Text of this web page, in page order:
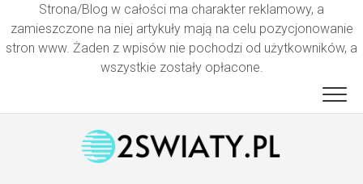
Strona/Blog w całości ma charakter reklamowy, a
zamieszczone na niej artykuły mają na celu pozycjonowanie
stron www. Żaden z wpisów nie pochodzi od użytkowników, a
wszystkie zostały opłacone.